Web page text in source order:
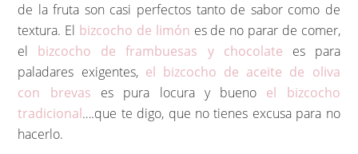
de la fruta son casi perfectos tanto de sabor como de
textura. El bizcocho de limón es de no parar de comer,
el bizcocho de frambuesas y chocolate es para
paladares exigentes, el bizcocho de aceite de oliva
con brevas es pura locura y bueno el bizcocho
tradicional….que te digo, que no tienes excusa para no
hacerlo.